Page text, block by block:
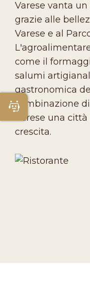
Varese vanta
grazie alle
Varese e al
come il
salumi
gastronomica
combinazione
Varese una
crescita.
Apri Chatbot